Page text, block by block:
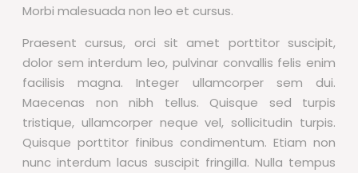
Morbi malesuada non leo et cursus.
Praesent cursus, orci sit amet porttitor suscipit,
dolor sem interdum leo, pulvinar convallis felis enim
facilisis magna. Integer ullamcorper sem dui.
Maecenas non nibh tellus. Quisque sed turpis
tristique, ullamcorper neque vel, sollicitudin turpis.
Quisque porttitor finibus condimentum. Etiam non
nunc interdum lacus suscipit fringilla. Nulla tempus